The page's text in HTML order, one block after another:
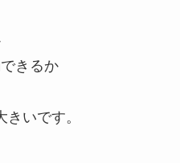
きるか
いです。